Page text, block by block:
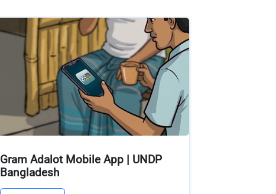
Gram Adalot Mobile App | UNDP
Bangladesh